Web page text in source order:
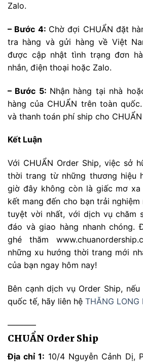
Zalo.
– Bước 4: Chờ đợi CHUẨN đặt
tra hàng và gửi hàng về Việt
được cập nhật tình trạng đơn
nhắn, điện thoại hoặc Zalo.
– Bước 5: Nhận hàng tại nhà
hàng của CHUẨN trên toàn
và thanh toán phí ship cho
Kết Luận
Với CHUẨN Order Ship, việc sở
thời trang từ những thương hiệu
giờ đây không còn là giấc mơ
kết mang đến cho bạn trải
tuyệt vời nhất, với dịch vụ chăm
đáo và giao hàng nhanh chóng.
ghé thăm
những xu hướng thời trang mới
của bạn ngay hôm nay!
Bên cạnh dịch vụ Order Ship,
quốc tế, hãy liên hệ THĂNG
———–
CHUẨN Order Ship
Địa chỉ 1: 10/4 Nguyễn Cảnh Dị,